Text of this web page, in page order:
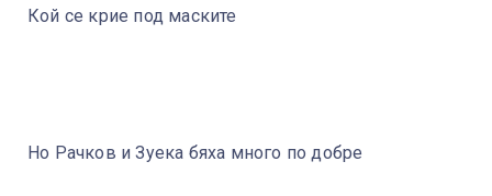
Кой се крие под маските
Но Рачков и Зуека бяха много по добре